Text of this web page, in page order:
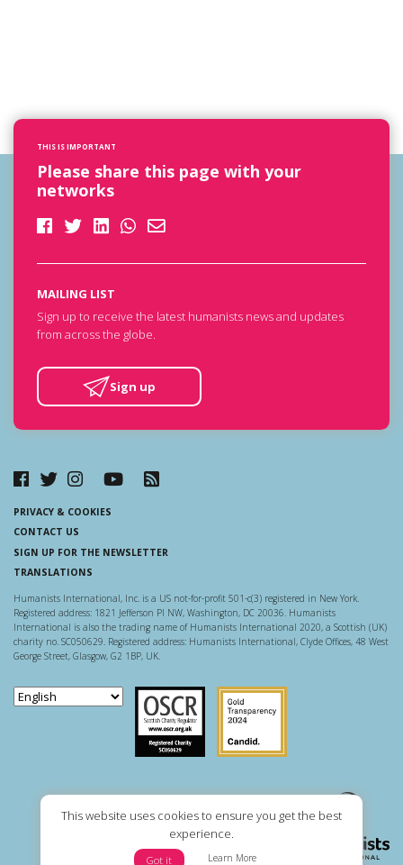
This website uses cookies to ensure you get the best
experience.
Got it Learn More
THIS IS IMPORTANT
Please share this page with your
networks
MAILING LIST
Sign up to receive the latest humanists news and updates
from across the globe.
Sign up
PRIVACY & COOKIES
CONTACT US
SIGN UP FOR THE NEWSLETTER
TRANSLATIONS
Humanists International, Inc. is a US not-for-profit 501-c(3) registered in New York.
Registered address: 1821 Jefferson Pl NW, Washington, DC 20036. Humanists
International is also the trading name of Humanists International 2020, a Scottish (UK)
charity no. SC050629. Registered address: Humanists International, Clyde Offices, 48 West
George Street, Glasgow, G2 1BP, UK.
Scottish Charity Regulator
Guidestar US